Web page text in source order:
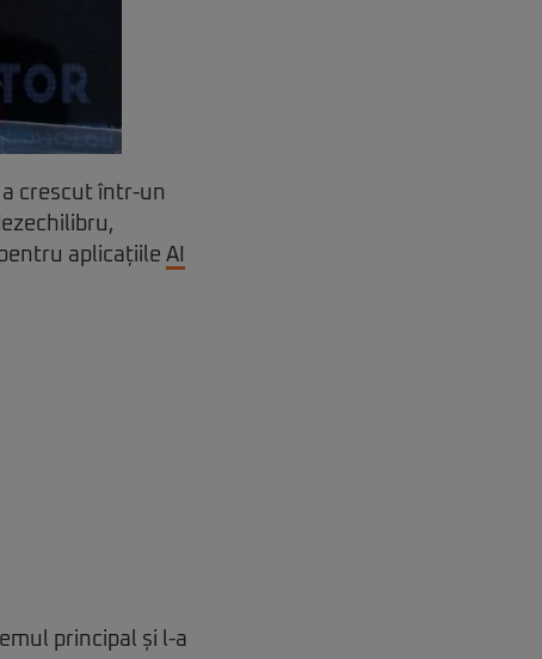
crescut într-un
aplicațiile AI
principal și l-a